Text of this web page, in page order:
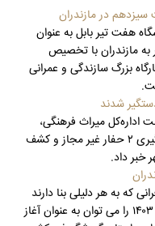
سیزدهم در مازندران
هفت تیر بابل به عنوان
مازندران با تخصیص
۷۵ درصدی، به کارگاه بزرگ سازندگی و عمرانی
اداره‌کل میراث‌ فرهنگی،
گردشگری و صنایع‌دستی مازندران از دستگیری ۲ حفار غیر مجاز و کشف
خبر داد.
که به هر دلیلی بنا دارند
در مازندران چادرخوابی داشته باشند نوروز ۱۴۰۳ را می توان به عنوان آغاز